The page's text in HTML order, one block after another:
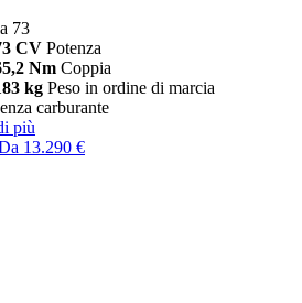
73
CV Potenza
Nm Coppia
kg Peso in ordine di marcia
carburante
più
13.290 €